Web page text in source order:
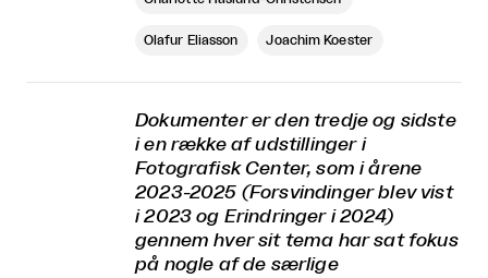
Olafur Eliasson Joachim Koester
Dokumenterer den tredje og sidste
i en række af udstillinger i
Fotografisk Center, som i årene
2023-2025 (Forsvindinger blev vist
i 2023 og Erindringer i 2024)
gennem hver sit tema har sat fokus
på nogle af de særlige